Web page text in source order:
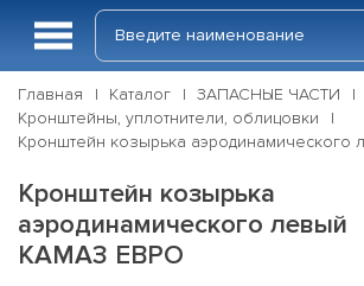
Главная Каталог ЗАПАСНЫЕ ЧАСТИ
Кронштейны, уплотнители, облицовки
Кронштейн козырька
Кронштейн козырька
аэродинамического левый
КАМАЗ ЕВРО